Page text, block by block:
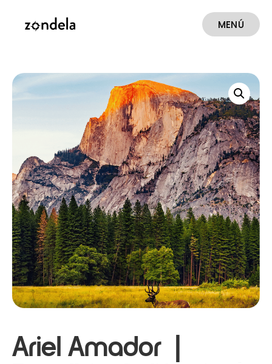
MENÚ
Ariel Amador |